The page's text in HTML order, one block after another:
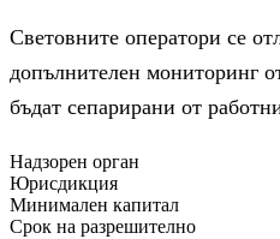
Световните оператори се
допълнителен мониторинг
бъдат сепарирани от
Надзорен орган
Юрисдикция
Минимален капитал
Срок на разрешително